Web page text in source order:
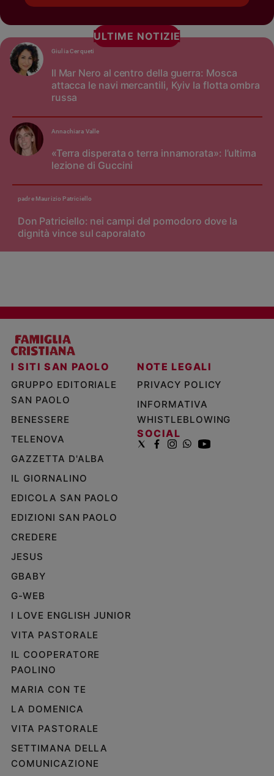
ULTIME NOTIZIE
Il Mar Nero al centro della guerra: Mosca
attacca le navi mercantili, Kyiv la flotta ombra
russa
Giulia Cerqueti
«Terra disperata o terra innamorata»: l’ultima
lezione di Guccini
Annachiara Valle
Don Patriciello: nei campi del pomodoro dove la
dignità vince sul caporalato
padre Maurizio Patriciello
I SITI SAN PAOLO
GRUPPO EDITORIALE
SAN PAOLO
BENESSERE
TELENOVA
GAZZETTA D'ALBA
IL GIORNALINO
EDICOLA SAN PAOLO
EDIZIONI SAN PAOLO
CREDERE
JESUS
GBABY
G-WEB
I LOVE ENGLISH JUNIOR
VITA PASTORALE
IL COOPERATORE
PAOLINO
MARIA CON TE
LA DOMENICA
VITA PASTORALE
SETTIMANA DELLA
COMUNICAZIONE
NOTE LEGALI
PRIVACY POLICY
INFORMATIVA
WHISTLEBLOWING
SOCIAL